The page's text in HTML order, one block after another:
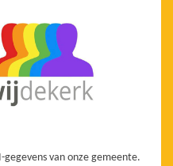
gegevens van onze gemeente.